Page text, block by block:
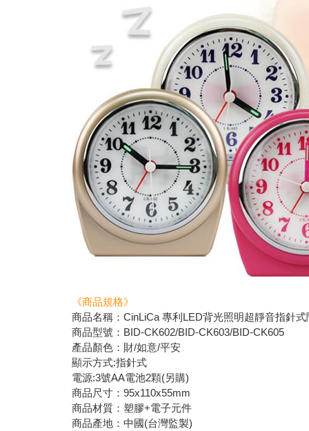
《商品規格》
商品名稱：CinLiCa 專利LED背光照明超靜音指針式
商品型號：BID-CK602/BID-CK603/BID-CK605
產品顏色：財/如意/平安
顯示方式:指針式
電源:3號AA電池2顆(另購)
商品尺寸：95x110x55mm
商品材質：塑膠+電子元件
商品產地：中國(台灣監製)